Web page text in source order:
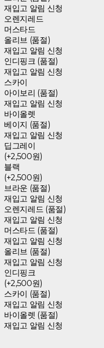
재입고 알림 신청
오렌지레드
머스타드
올리브 (품절)
재입고 알림 신청
인디핑크 (품절)
재입고 알림 신청
스카이
아이보리 (품절)
재입고 알림 신청
바이올렛
베이지 (품절)
재입고 알림 신청
딥그레이
(+2,500원)
블랙
(+2,500원)
브라운 (품절)
재입고 알림 신청
오렌지레드 (품절)
재입고 알림 신청
머스타드 (품절)
재입고 알림 신청
올리브 (품절)
재입고 알림 신청
인디핑크
(+2,500원)
스카이 (품절)
재입고 알림 신청
바이올렛 (품절)
재입고 알림 신청